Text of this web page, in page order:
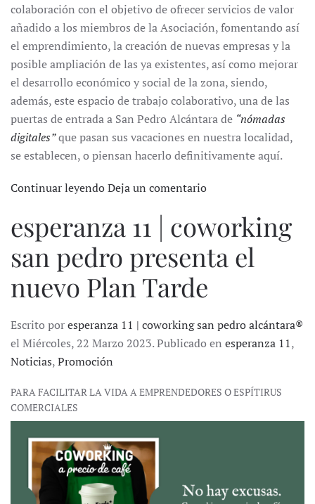
colaboración con el objetivo de ofrecer servicios de valor
añadido a los miembros de la Asociación, fomentando así
el emprendimiento, la creación de nuevas empresas y la
posible ampliación de las ya existentes, así como mejorar
el desarrollo económico y social de la zona, siendo,
además, este espacio de trabajo colaborativo, una de las
puertas de entrada a San Pedro Alcántara de “nómadas
digitales”que pasan sus vacaciones en nuestra localidad,
se establecen, o piensan hacerlo definitivamente aquí.
Continuar leyendoDeja un comentario
esperanza 11 | coworking
san pedro presenta el
nuevo Plan Tarde
Escrito poresperanza 11 | coworking san pedro alcántara®
el Miércoles, 22 Marzo 2023. Publicado en esperanza 11,
Noticias,Promoción
PARA FACILITAR LA VIDA A EMPRENDEDORES O ESPÍTIRUS
COMERCIALES